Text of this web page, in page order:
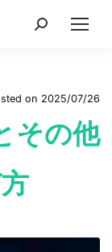
Search:
on 2025/07/26
その他